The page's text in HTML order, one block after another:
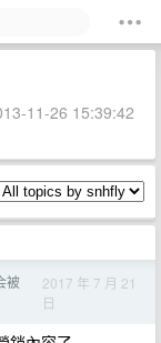
11-26 15:39:42
被
2017 年 7 月 21
日